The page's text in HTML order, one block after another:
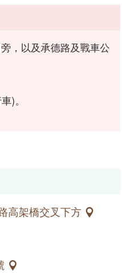
，以及承德路及戰車公
)。
高架橋交叉下方